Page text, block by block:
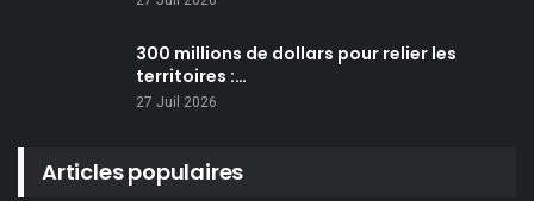
300 millions de dollars pour relier les
territoires :…
27 Juil 2026
Articles populaires